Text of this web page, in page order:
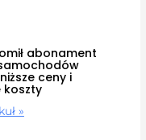
abonament
ceny i
koszty
»